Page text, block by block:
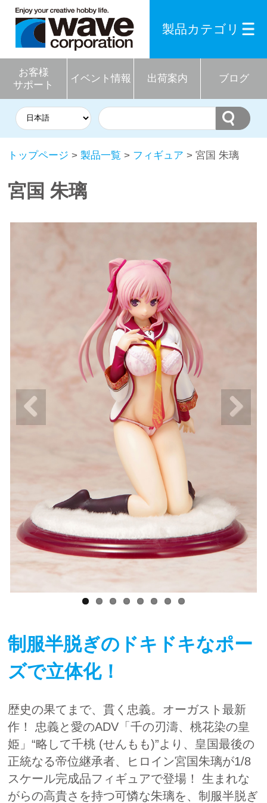
お客様
サポート
イベント情報 出荷案内 ブログ
製品カテゴリ
トップページ > 製品一覧 > フィギュア > 宮国 朱璃
宮国 朱璃
制服半脱ぎのドキドキなポー
ズで立体化！
歴史の果てまで、貫く忠義。オーガスト最新
作！ 忠義と愛のADV「千の刃濤、桃花染の皇
姫」“略して千桃 (せんもも)”より、皇国最後の
正統なる帝位継承者、ヒロイン宮国朱璃が1/8
スケール完成品フィギュアで登場！ 生まれな
がらの高貴さを持つ可憐な朱璃を、制服半脱ぎ